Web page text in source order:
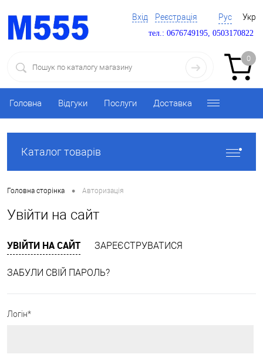
Вхід Реєстрація Рус Укр
тел.: 0676749195, 0503170822
0
Головна Відгуки Послуги Доставка
Каталог товарів
Головна сторінка • Авторизація
Увійти на сайт
УВІЙТИ НА САЙТ ЗАРЕЄСТРУВАТИСЯ
ЗАБУЛИ СВІЙ ПАРОЛЬ?
Логін*